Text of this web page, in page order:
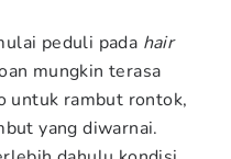
peduli pada hair
mungkin terasa
untuk rambut rontok,
yang diwarnai.